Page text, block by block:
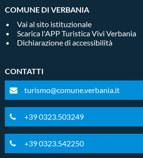
COMUNE DI VERBANIA
Vai al sito istituzionale
Scarica l'APP Turistica Vivi Verbania
Dichiarazione di accessibilità
CONTATTI
turismo@comune.verbania.it
+39 0323.503249
+39 0323.542250